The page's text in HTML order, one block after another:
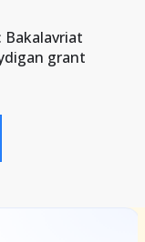
Bakalavriat
grant